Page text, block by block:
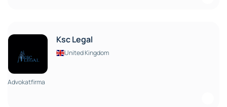
Ksc Legal
United Kingdom
Advokatfirma